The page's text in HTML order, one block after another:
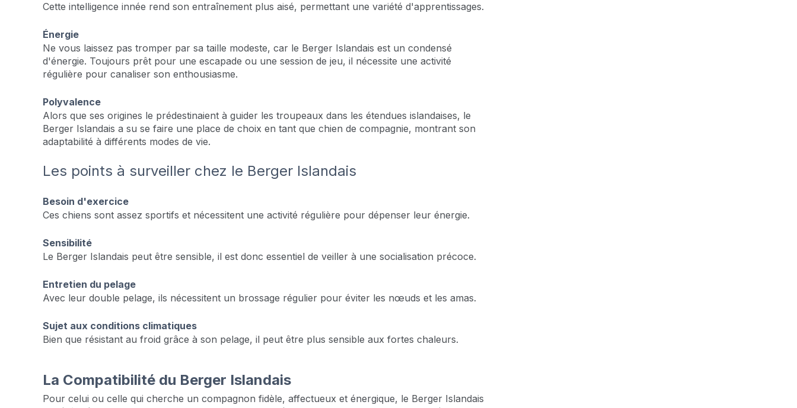
Cette intelligence innée rend son entraînement plus aisé, permettant une variété d'apprentissages.
Énergie
Ne vous laissez pas tromper par sa taille modeste, car le Berger Islandais est un condensé
d'énergie. Toujours prêt pour une escapade ou une session de jeu, il nécessite une activité
régulière pour canaliser son enthousiasme.
Polyvalence
Alors que ses origines le prédestinaient à guider les troupeaux dans les étendues islandaises, le
Berger Islandais a su se faire une place de choix en tant que chien de compagnie, montrant son
adaptabilité à différents modes de vie.
Les points à surveiller chez le Berger Islandais
Besoin d'exercice
Ces chiens sont assez sportifs et nécessitent une activité régulière pour dépenser leur énergie.
Sensibilité
Le Berger Islandais peut être sensible, il est donc essentiel de veiller à une socialisation précoce.
Entretien du pelage
Avec leur double pelage, ils nécessitent un brossage régulier pour éviter les nœuds et les amas.
Sujet aux conditions climatiques
Bien que résistant au froid grâce à son pelage, il peut être plus sensible aux fortes chaleurs.
La Compatibilité du Berger Islandais
Pour celui ou celle qui cherche un compagnon fidèle, affectueux et énergique, le Berger Islandais